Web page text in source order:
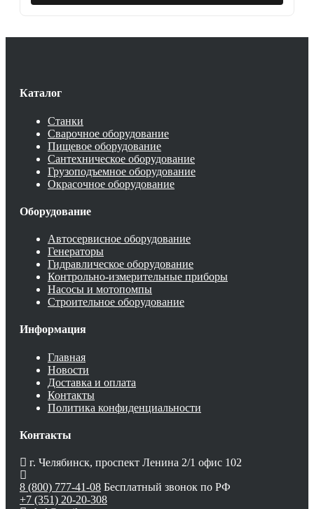
Каталог
Станки
Сварочное оборудование
Пищевое оборудование
Сантехническое оборудование
Грузоподъемное оборудование
Окрасочное оборудование
Оборудование
Автосервисное оборудование
Генераторы
Гидравлическое оборудование
Контрольно-измерительные приборы
Насосы и мотопомпы
Строительное оборудование
Информация
Главная
Новости
Доставка и оплата
Контакты
Политика конфиденциальности
Контакты
г. Челябинск, проспект Ленина 2/1 офис 102
8 (800) 777-41-08 Бесплатный звонок по РФ
+7 (351) 20-20-308